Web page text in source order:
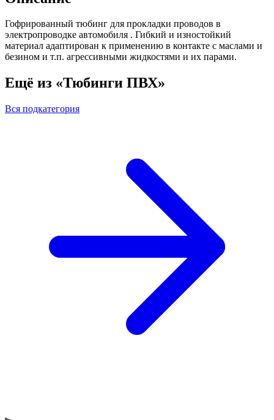
Гофрированный тюбинг для прокладки проводов в
электропроводке автомобиля . Гибкий и изностойкий
материал адаптирован к применению в контакте с маслами и
безином и т.п. агрессивными жидкостями и их парами.
Ещё из «Тюбинги ПВХ»
Вся подкатегория